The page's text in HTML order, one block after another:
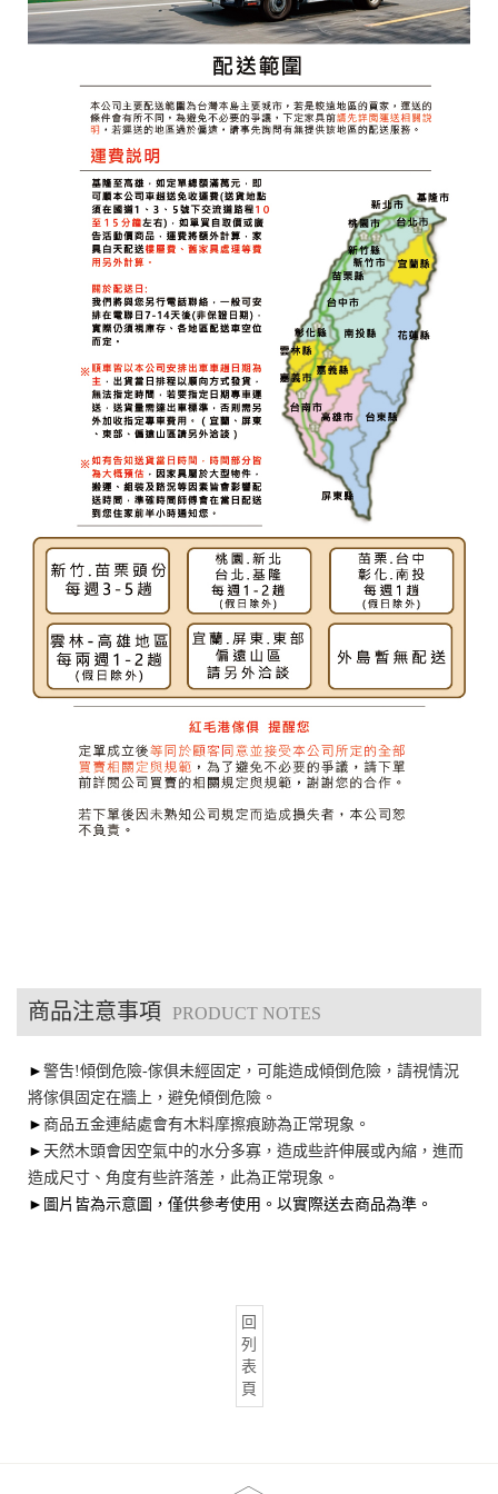
商品注意事項 PRODUCT NOTES
► 警吿!傾倒危險-傢俱未經固定，可能造成傾倒危險，請視情況
將傢俱固定在牆上，避免傾倒危險。
► 商品五金連結處會有木料摩擦痕跡為正常現象。
► 天然木頭會因空氣中的水分多寡，造成些許伸展或內縮，進而
造成尺寸、角度有些許落差，此為正常現象。
►圖片皆為示意圖，僅供參考使用。以實際送去商品為準。
回
列
表
頁